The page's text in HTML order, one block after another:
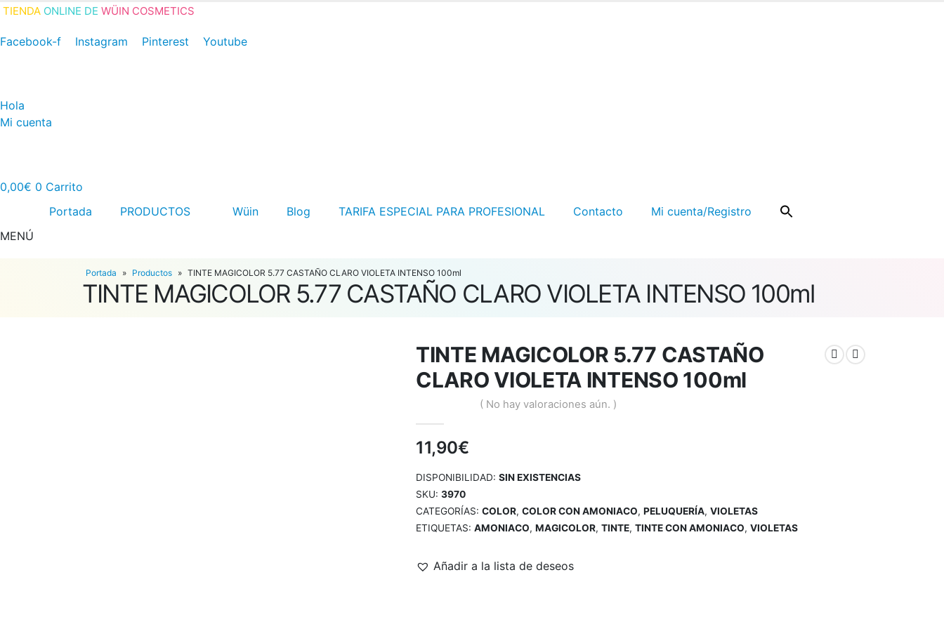
TIENDA ONLINE DE WÜIN COSMETICS
Facebook-f Instagram Pinterest Youtube
Hola
Mi cuenta
0,00€ 0 Carrito
Portada
PRODUCTOS Wüin Blog TARIFA ESPECIAL PARA PROFESIONAL Contacto
Mi cuenta/Registro
MENÚ
Portada » Productos » TINTE MAGICOLOR 5.77 CASTAÑO CLARO VIOLETA INTENSO 100ml
TINTE MAGICOLOR 5.77 CASTAÑO CLARO VIOLETA INTENSO 100ml
TINTE MAGICOLOR 5.77 CASTAÑO
CLARO VIOLETA INTENSO 100ml
( No hay valoraciones aún. )
11,90€
DISPONIBILIDAD: SIN EXISTENCIAS
SKU: 3970
CATEGORÍAS: COLOR, COLOR CON AMONIACO, PELUQUERÍA, VIOLETAS
ETIQUETAS: AMONIACO, MAGICOLOR, TINTE, TINTE CON AMONIACO, VIOLETAS
Añadir a la lista de deseos